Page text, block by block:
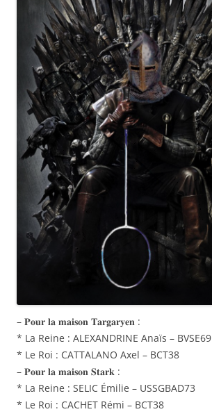
– 𝐏𝐨𝐮𝐫 𝐥𝐚 𝐦𝐚𝐢𝐬𝐨𝐧 𝐓𝐚𝐫𝐠𝐚𝐫𝐲𝐞𝐧 :
* La Reine : ALEXANDRINE Anaïs – BVSE69
* Le Roi : CATTALANO Axel – BCT38
– 𝐏𝐨𝐮𝐫 𝐥𝐚 𝐦𝐚𝐢𝐬𝐨𝐧 𝐒𝐭𝐚𝐫𝐤 :
* La Reine : SELIC Émilie – USSGBAD73
* Le Roi : CACHET Rémi – BCT38